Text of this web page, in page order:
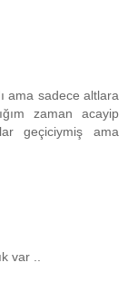
ama sadece altlara
zaman acayip
geçiciymiş ama
var ..